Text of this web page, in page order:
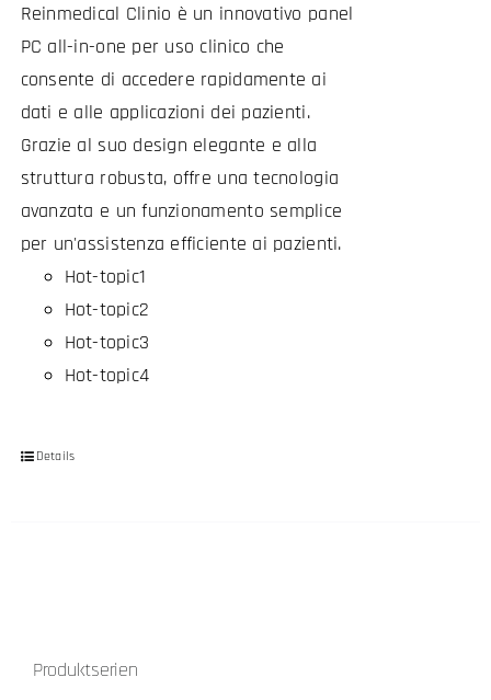
Reinmedical Clinio è un innovativo panel
PC all-in-one per uso clinico che
consente di accedere rapidamente ai
dati e alle applicazioni dei pazienti.
Grazie al suo design elegante e alla
struttura robusta, offre una tecnologia
avanzata e un funzionamento semplice
per un'assistenza efficiente ai pazienti.
Hot-topic1
Hot-topic2
Hot-topic3
Hot-topic4
Details
Produktserien